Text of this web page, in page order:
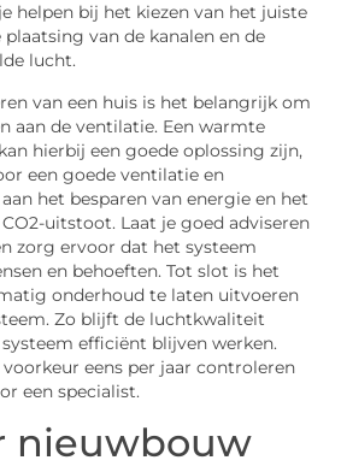
helpen bij het kiezen van het juiste
van de kanalen en de
lucht.
van een huis is het belangrijk om
aan de ventilatie. Een warmte
hierbij een goede oplossing zijn,
een goede ventilatie en
het besparen van energie en het
uitstoot. Laat je goed adviseren
zorg ervoor dat het systeem
en behoeften. Tot slot is het
onderhoud te laten uitvoeren
Zo blijft de luchtkwaliteit
efficiënt blijven werken.
eens per jaar controleren
een specialist.
nieuwbouw